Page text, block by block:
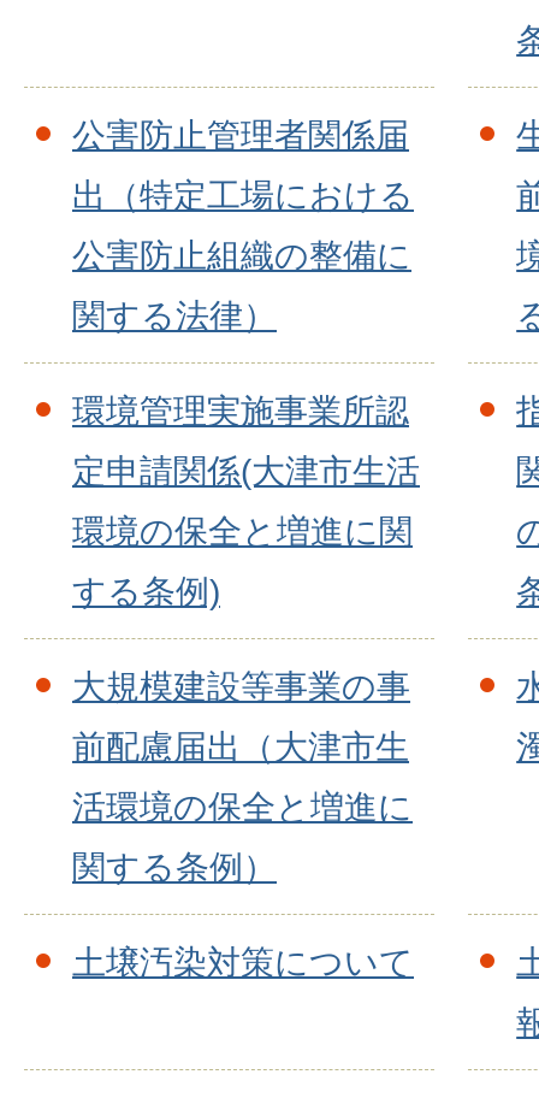
公害防止管理者関係届
出（特定工場における
公害防止組織の整備に
関する法律）
環境管理実施事業所認
定申請関係(大津市生活
環境の保全と増進に関
する条例)
大規模建設等事業の事
前配慮届出（大津市生
活環境の保全と増進に
関する条例）
土壌汚染対策について